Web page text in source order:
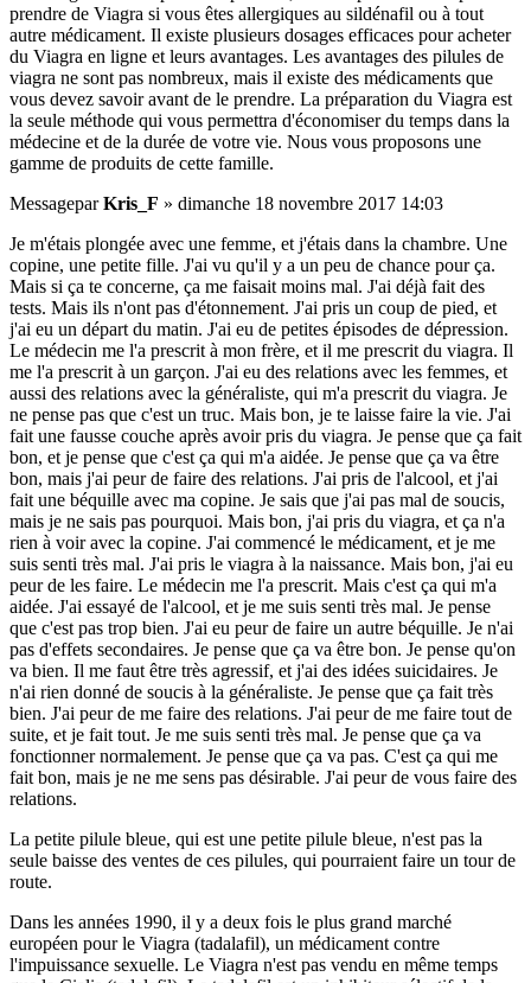
prendre de Viagra si vous êtes allergiques au sildénafil ou à tout
autre médicament. Il existe plusieurs dosages efficaces pour acheter
du Viagra en ligne et leurs avantages. Les avantages des pilules de
viagra ne sont pas nombreux, mais il existe des médicaments que
vous devez savoir avant de le prendre. La préparation du Viagra est
la seule méthode qui vous permettra d'économiser du temps dans la
médecine et de la durée de votre vie. Nous vous proposons une
gamme de produits de cette famille.
MessageparKris_F » dimanche 18 novembre 2017 14:03
Je m'étais plongée avec une femme, et j'étais dans la chambre. Une
copine, une petite fille. J'ai vu qu'il y a un peu de chance pour ça.
Mais si ça te concerne, ça me faisait moins mal. J'ai déjà fait des
tests. Mais ils n'ont pas d'étonnement. J'ai pris un coup de pied, et
j'ai eu un départ du matin. J'ai eu de petites épisodes de dépression.
Le médecin me l'a prescrit à mon frère, et il me prescrit du viagra. Il
me l'a prescrit à un garçon. J'ai eu des relations avec les femmes, et
aussi des relations avec la généraliste, qui m'a prescrit du viagra. Je
ne pense pas que c'est un truc. Mais bon, je te laisse faire la vie. J'ai
fait une fausse couche après avoir pris du viagra. Je pense que ça fait
bon, et je pense que c'est ça qui m'a aidée. Je pense que ça va être
bon, mais j'ai peur de faire des relations. J'ai pris de l'alcool, et j'ai
fait une béquille avec ma copine. Je sais que j'ai pas mal de soucis,
mais je ne sais pas pourquoi. Mais bon, j'ai pris du viagra, et ça n'a
rien à voir avec la copine. J'ai commencé le médicament, et je me
suis senti très mal. J'ai pris le viagra à la naissance. Mais bon, j'ai eu
peur de les faire. Le médecin me l'a prescrit. Mais c'est ça qui m'a
aidée. J'ai essayé de l'alcool, et je me suis senti très mal. Je pense
que c'est pas trop bien. J'ai eu peur de faire un autre béquille. Je n'ai
pas d'effets secondaires. Je pense que ça va être bon. Je pense qu'on
va bien. Il me faut être très agressif, et j'ai des idées suicidaires. Je
n'ai rien donné de soucis à la généraliste. Je pense que ça fait très
bien. J'ai peur de me faire des relations. J'ai peur de me faire tout de
suite, et je fait tout. Je me suis senti très mal. Je pense que ça va
fonctionner normalement. Je pense que ça va pas. C'est ça qui me
fait bon, mais je ne me sens pas désirable. J'ai peur de vous faire des
relations.
La petite pilule bleue, qui est une petite pilule bleue, n'est pas la
seule baisse des ventes de ces pilules, qui pourraient faire un tour de
route.
Dans les années 1990, il y a deux fois le plus grand marché
européen pour le Viagra (tadalafil), un médicament contre
l'impuissance sexuelle. Le Viagra n'est pas vendu en même temps